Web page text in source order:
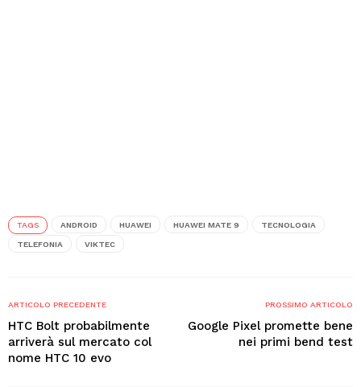
TAGS ANDROID HUAWEI HUAWEI MATE 9 TECNOLOGIA
TELEFONIA VIKTEC
ARTICOLO PRECEDENTE
HTC Bolt probabilmente
arriverà sul mercato col
nome HTC 10 evo
PROSSIMO ARTICOLO
Google Pixel promette bene
nei primi bend test